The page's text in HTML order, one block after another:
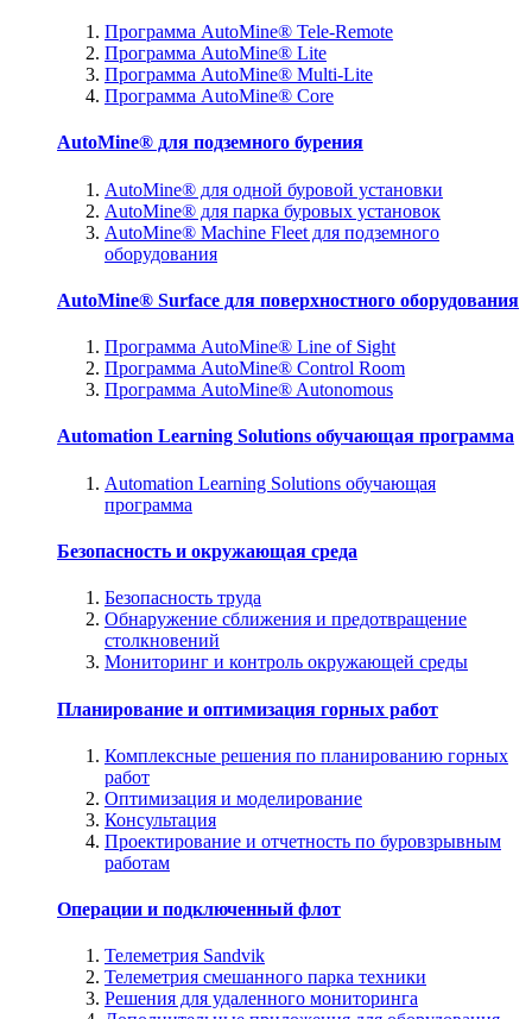
Программа AutoMine® Tele-Remote
Программа AutoMine® Lite
Программа AutoMine® Multi-Lite
Программа AutoMine® Core
AutoMine® для подземного бурения
AutoMine® для одной буровой установки
AutoMine® для парка буровых установок
AutoMine® Machine Fleet для подземного
оборудования
AutoMine® Surface для поверхностного оборудования
Программа AutoMine® Line of Sight
Программа AutoMine® Control Room
Программа AutoMine® Autonomous
Automation Learning Solutions обучающая программа
Automation Learning Solutions обучающая
программа
Безопасность и окружающая среда
Безопасность труда
Обнаружение сближения и предотвращение
столкновений
Мониторинг и контроль окружающей среды
Планирование и оптимизация горных работ
Комплексные решения по планированию горных
работ
Оптимизация и моделирование
Консультация
Проектирование и отчетность по буровзрывным
работам
Операции и подключенный флот
Телеметрия Sandvik
Телеметрия смешанного парка техники
Решения для удаленного мониторинга